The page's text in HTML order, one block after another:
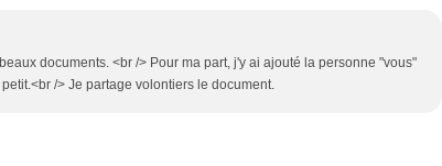
documents. <br /> Pour ma part, j'y ai ajouté la personne "vous"
/> Je partage volontiers le document.